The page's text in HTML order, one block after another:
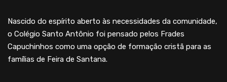
Nascido do espírito aberto às necessidades da comunidade,
o Colégio Santo Antônio foi pensado pelos Frades
Capuchinhos como uma opção de formação cristã para as
famílias de Feira de Santana.